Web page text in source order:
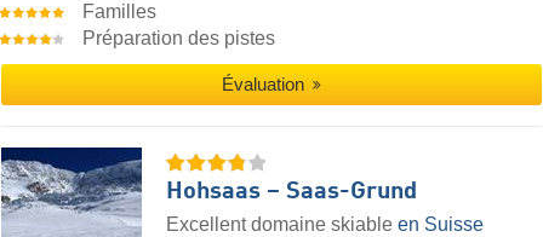
Familles
Préparation des pistes
Évaluation
Hohsaas – Saas-Grund
Excellent domaine skiable en Suisse